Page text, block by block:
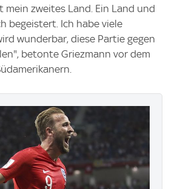
mein zweites Land. Ein Land und
begeistert. Ich habe viele
wunderbar, diese Partie gegen
betonte Griezmann vor dem